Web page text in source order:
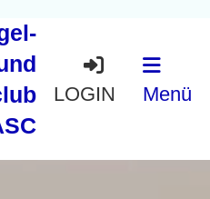
LOGIN Menü